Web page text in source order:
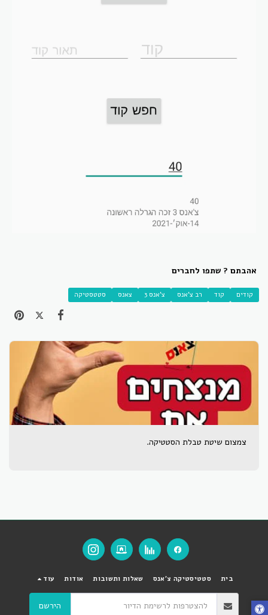
אהבתם ? שתפו לחברים
קודים קוד רב צ'אנס צ'אנס 3 צאנס סטטסטיקה
צמצום שיטת טבלת הסטטיקה.
בית סטטיסטיקה צ'אנס שאלות ותשובות אודות עוד
הירשם